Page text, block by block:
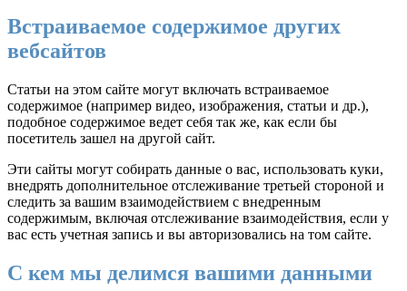
Встраиваемое содержимое других
вебсайтов
Статьи на этом сайте могут включать встраиваемое
содержимое (например видео, изображения, статьи и др.),
подобное содержимое ведет себя так же, как если бы
посетитель зашел на другой сайт.
Эти сайты могут собирать данные о вас, использовать куки,
внедрять дополнительное отслеживание третьей стороной и
следить за вашим взаимодействием с внедренным
содержимым, включая отслеживание взаимодействия, если у
вас есть учетная запись и вы авторизовались на том сайте.
С кем мы делимся вашими данными